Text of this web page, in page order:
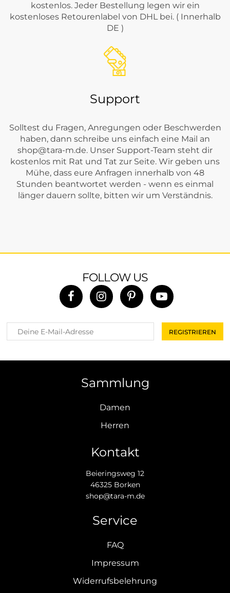
kostenlos. Jeder Bestellung legen wir ein
kostenloses Retourenlabel von DHL bei. ( Innerhalb
DE )
Support
Solltest du Fragen, Anregungen oder Beschwerden
haben, dann schreibe uns einfach eine Mail an
shop@tara-m.de. Unser Support-Team steht dir
kostenlos mit Rat und Tat zur Seite. Wir geben uns
Mühe, dass eure Anfragen innerhalb von 48
Stunden beantwortet werden - wenn es einmal
länger dauern sollte, bitten wir um Verständnis.
FOLLOW US
Sammlung
Damen
Herren
Kontakt
Beieringsweg 12
46325 Borken
shop@tara-m.de
Service
FAQ
Impressum
Widerrufsbelehrung